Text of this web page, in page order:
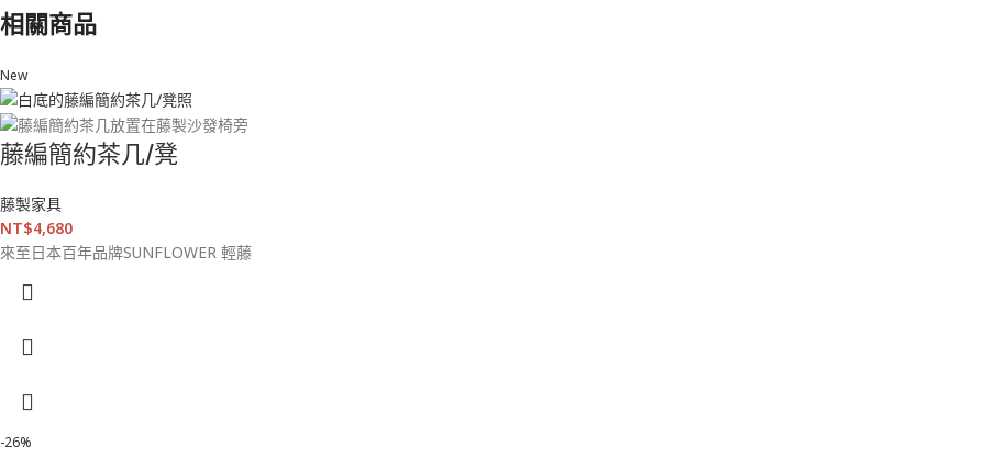
相關商品
New
藤編簡約茶几/凳
藤製家具
NT$4,680
來至日本百年品牌SUNFLOWER 輕藤
-26%